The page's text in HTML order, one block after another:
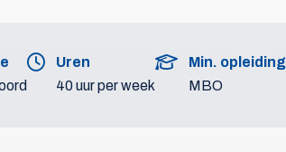
Uren
40 uur per week
Min.
MBO